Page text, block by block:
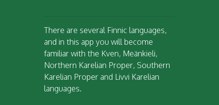
There are several Finnic languages,
and in this app you will become
familiar with the Kven, Meänkieli,
Northern Karelian Proper, Southern
Karelian Proper and Livvi Karelian
languages.